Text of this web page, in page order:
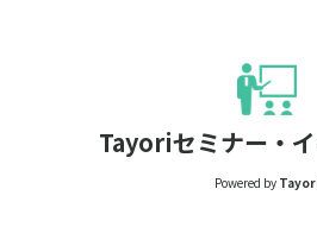
Tayoriセミナー・
Powered by